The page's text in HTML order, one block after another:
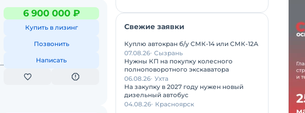
6 900 000 ₽
Купить в лизинг
Позвонить
Написать
Свежие заявки
Куплю автокран б/у СМК-14 или СМК-12А
07.08.26 Сызрань
Нужны КП на покупку колесного
полноповоротного экскаватора
06.08.26 Ухта
На закупку в 2027 году нужен новый
дизельный автобус
04.08.26 Красноярск